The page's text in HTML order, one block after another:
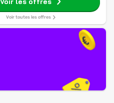
Voir toutes les offres